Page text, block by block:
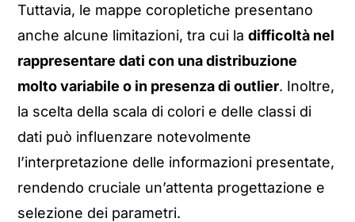
Tuttavia, le mappe coropletiche presentano
anche alcune limitazioni, tra cui ladifficoltà nel
rappresentare dati con una distribuzione
molto variabile o in presenza di outlier. Inoltre,
la scelta della scala di colori e delle classi di
dati può influenzare notevolmente
l’interpretazione delle informazioni presentate,
rendendo cruciale un’attenta progettazione e
selezione dei parametri.